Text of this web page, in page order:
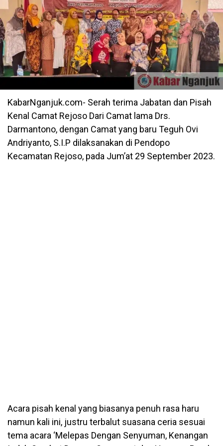
KabarNganjuk.com- Serah terima Jabatan dan Pisah
Kenal Camat Rejoso Dari Camat lama Drs.
Darmantono, dengan Camat yang baru Teguh Ovi
Andriyanto, S.I.P dilaksanakan di Pendopo
Kecamatan Rejoso, pada Jum’at 29 September 2023.
Acara pisah kenal yang biasanya penuh rasa haru
namun kali ini, justru terbalut suasana ceria sesuai
tema acara ‘Melepas Dengan Senyuman, Kenangan